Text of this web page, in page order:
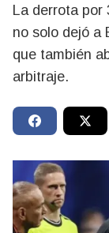
La derrota por
no solo dejó a
que también
arbitraje.